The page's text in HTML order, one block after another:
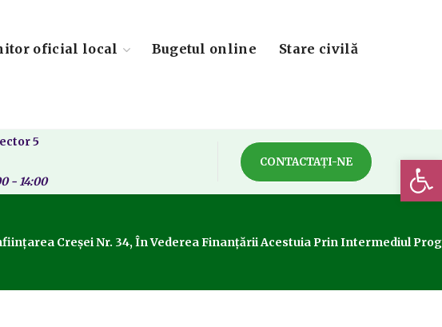
oficial local Bugetul online Stare civilă
5
- 14:00
CONTACTAȚI-NE
Creșei Nr. 34, În Vederea Finanțării Acestuia Prin Intermediul